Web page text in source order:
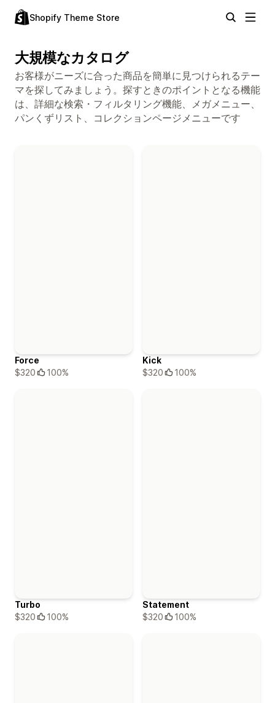
Shopify Theme Store
大規模なカタログ
お客様がニーズに合った商品を簡単に見つけられるテー
マを探してみましょう。探すときのポイントとなる機能
は、詳細な検索・フィルタリング機能、メガメニュー、
パンくずリスト、コレクションページメニューです
Force
$320
100%
Kick
$320
100%
Turbo
$320
100%
Statement
$320
100%